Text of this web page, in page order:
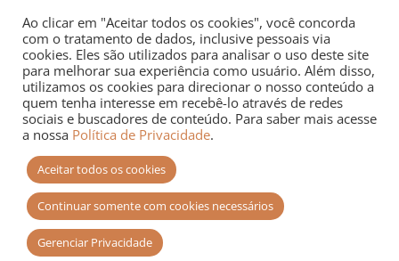
Programas
Jornalismo
Pesquisa
Educação
Documentários
Ao clicar em "Aceitar todos os cookies", você concorda
com o tratamento de dados, inclusive pessoais via
cookies. Eles são utilizados para analisar o uso deste site
para melhorar sua experiência como usuário. Além disso,
utilizamos os cookies para direcionar o nosso conteúdo a
quem tenha interesse em recebê-lo através de redes
sociais e buscadores de conteúdo. Para saber mais acesse
a nossa Política de Privacidade.
Aceitar todos os cookies
Continuar somente com cookies necessários
Gerenciar Privacidade